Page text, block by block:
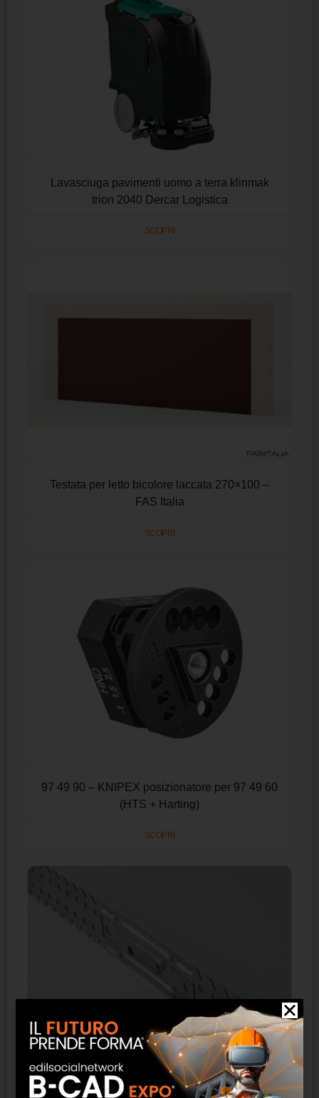
Lavasciuga pavimenti uomo a terra klinmak
trion 2040 Dercar Logistica
SCOPRI
Testata per letto bicolore laccata 270×100 –
FAS Italia
SCOPRI
97 49 90 – KNIPEX posizionatore per 97 49 60
(HTS + Harting)
SCOPRI
NAMCP01004IX / Staffa univarsale Akifix